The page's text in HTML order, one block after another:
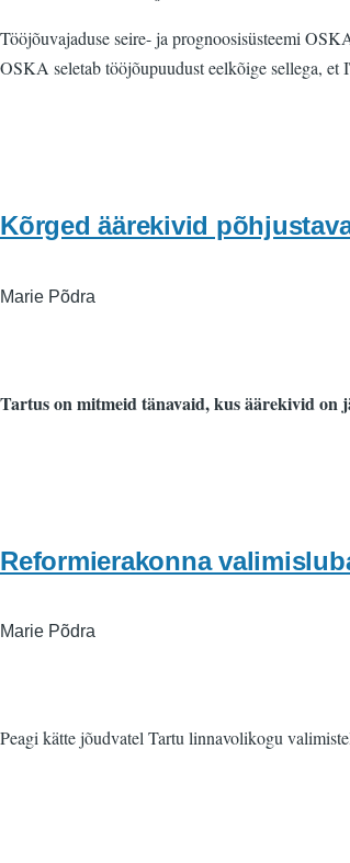
Tööjõuvajaduse seire- ja prognoosisüsteemi
OSKA seletab tööjõupuudust eelkõige sellega, et
Kõrged äärekivid
Marie Põdra
Tartus on mitmeid tänavaid, kus äärekivid on
Reformierakonna
Marie Põdra
Peagi kätte jõudvatel Tartu linnavolikogu